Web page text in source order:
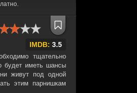
IMDB: 3.5
тщательно
будет иметь шансы
живут под одной
этим парнишкам